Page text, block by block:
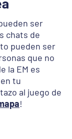
ser
chats de
pueden ser
que no
la EM es
tu
al juego de
!